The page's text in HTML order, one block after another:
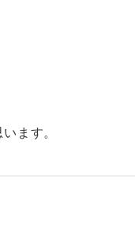
ます。